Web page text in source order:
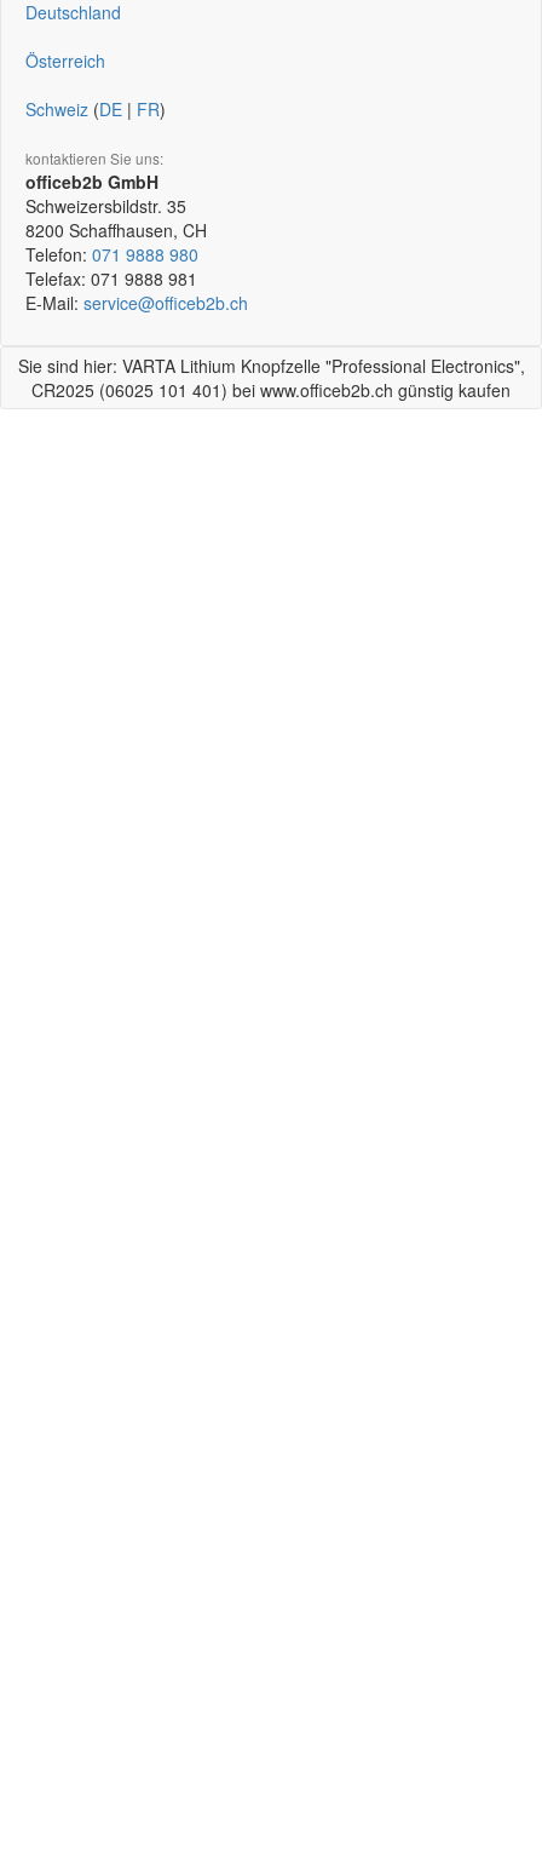
Deutschland
Österreich
Schweiz (DE | FR)
kontaktieren Sie uns:
officeb2b GmbH
Schweizersbildstr. 35
8200 Schaffhausen, CH
Telefon: 071 9888 980
Telefax: 071 9888 981
E-Mail: service@officeb2b.ch
Sie sind hier: VARTA Lithium Knopfzelle "Professional Electronics",
CR2025 (06025 101 401) bei www.officeb2b.ch günstig kaufen